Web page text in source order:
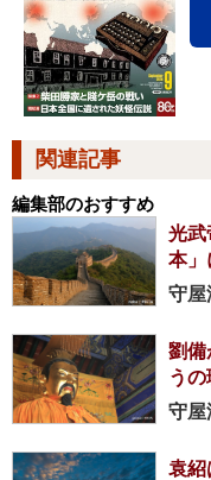
関連記事
編集部のおすすめ
光武
本」
守屋
劉備
う
守屋
袁紹